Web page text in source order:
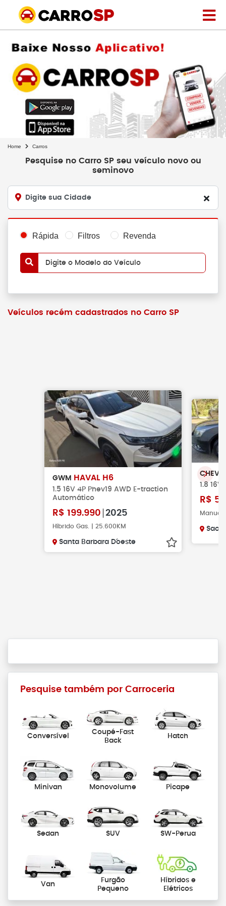
Home Carros
Pesquise no Carro SP seu veículo novo ou
seminovo
Digite sua Cidade
Rápida Filtros Revenda
Digite o Modelo do Veículo
Veículos recém cadastrados no Carro SP
GWM HAVAL H6
1.5 16V 4P Phev19 AWD E-traction
Automático
R$ 199.990 2025
Híbrido Gas. | 25.600KM
Santa Barbara D´oeste
1.8 16V
R$
Manual
Sao
Pesquise também por Carroceria
Conversível
Coupé-Fast
Back
Hatch
Minivan Monovolume Picape
Sedan SUV SW-Perua
Van
Furgão
Pequeno
Híbridos e
Elétricos